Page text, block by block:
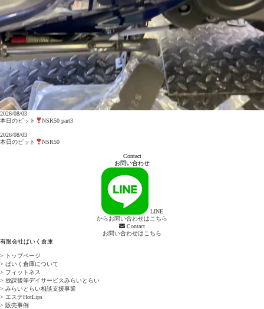
2026/08/03
本日のピット
NSR50 part3
2026/08/03
本日のピット
NSR50
Contact
お問い合わせ
LINE
からお問い合わせはこちら
Contact
お問い合わせはこちら
有限会社ばいく倉庫
> トップページ
> ばいく倉庫について
> フィットネス
> 放課後等デイサービスみらいとらい
> みらいとらい相談支援事業
> エステHotLips
> 販売事例